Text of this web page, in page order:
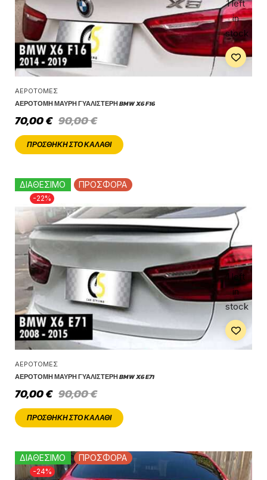
1 left
in
stock
ΑΕΡΟΤΟΜΈΣ
ΑΕΡΟΤΟΜΉ ΜΑΎΡΗ ΓΥΑΛΙΣΤΕΡΉ BMW X6 F16
90,00€
70,00€
ΠΡΟΣΘΉΚΗ ΣΤΟ ΚΑΛΆΘΙ
-22%
ΔΙΑΘΕΣΙΜΟ ΠΡΟΣΦΟΡΑ
1 left
in
stock
ΑΕΡΟΤΟΜΈΣ
ΑΕΡΟΤΟΜΉ ΜΑΎΡΗ ΓΥΑΛΙΣΤΕΡΉ BMW X6 E71
90,00€
70,00€
ΠΡΟΣΘΉΚΗ ΣΤΟ ΚΑΛΆΘΙ
-24%
ΔΙΑΘΕΣΙΜΟ ΠΡΟΣΦΟΡΑ